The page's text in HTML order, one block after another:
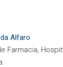
Alfaro
Farmacia,